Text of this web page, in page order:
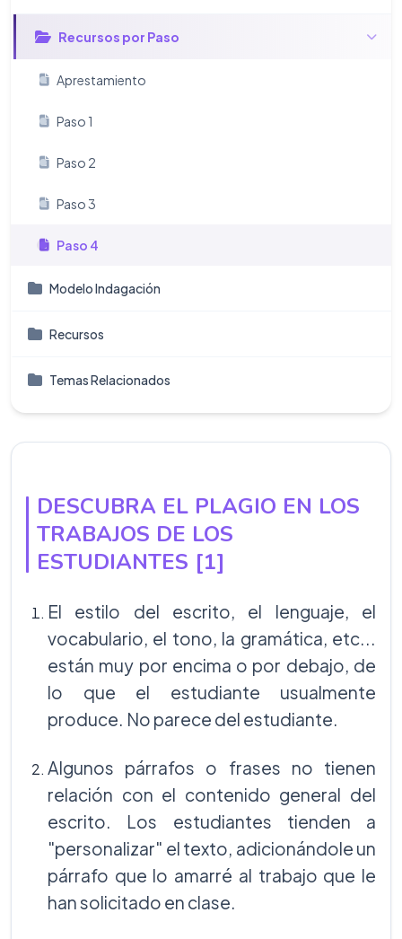
Recursos por Paso
Aprestamiento
Paso 1
Paso 2
Paso 3
Paso 4
Modelo Indagación
Recursos
Temas Relacionados
DESCUBRA EL PLAGIO EN LOS
TRABAJOS DE LOS
ESTUDIANTES [1]
El estilo del escrito, el lenguaje, el
vocabulario, el tono, la gramática, etc...
están muy por encima o por debajo, de
lo que el estudiante usualmente
produce. No parece del estudiante.
Algunos párrafos o frases no tienen
relación con el contenido general del
escrito. Los estudiantes tienden a
"personalizar" el texto, adicionándole un
párrafo que lo amarré al trabajo que le
han solicitado en clase.